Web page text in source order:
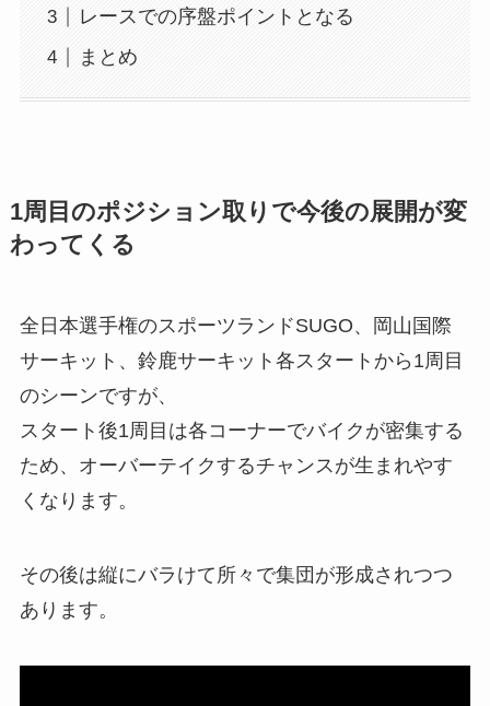
レースでの序盤ポイントとなる
まとめ
1周目のポジション取りで今後の展開が変
わってくる
全日本選手権のスポーツランドSUGO、岡山国際
サーキット、鈴鹿サーキット各スタートから1周目
のシーンですが、
スタート後1周目は各コーナーでバイクが密集する
ため、オーバーテイクするチャンスが生まれやす
くなります。
その後は縦にバラけて所々で集団が形成されつつ
あります。